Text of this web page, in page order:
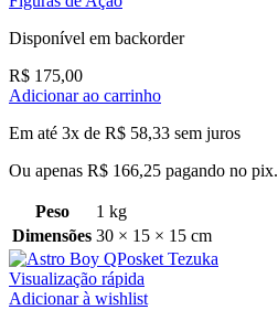
Disponível em backorder
R$ 175,00
Adicionar ao carrinho
Em até 3x de R$ 58,33 sem juros
Ou apenas R$ 166,25 pagando no pix.
Peso
1 kg
Dimensões 30 × 15 × 15 cm
Visualização rápida
Adicionar à wishlist